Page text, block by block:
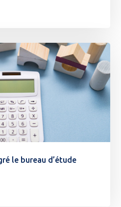
le bureau d’étude